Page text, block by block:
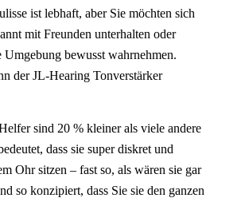
ist lebhaft, aber Sie möchten sich
mit Freunden unterhalten oder
Umgebung bewusst wahrnehmen.
der JL-Hearing Tonverstärker
sind 20 % kleiner als viele andere
dass sie super diskret und
Ohr sitzen – fast so, als wären sie gar
so konzipiert, dass Sie sie den ganzen